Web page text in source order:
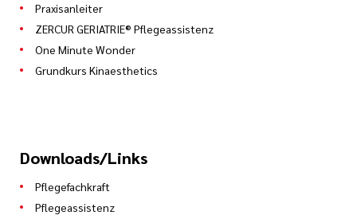
Praxisanleiter
ZERCUR GERIATRIE® Pflegeassistenz
One Minute Wonder
Grundkurs Kinaesthetics
Downloads/Links
Pflegefachkraft
Pflegeassistenz